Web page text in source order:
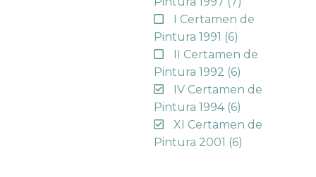
I Certamen de
Pintura 1991 (6)
II Certamen de
Pintura 1992 (6)
IV Certamen de
Pintura 1994 (6)
XI Certamen de
Pintura 2001 (6)